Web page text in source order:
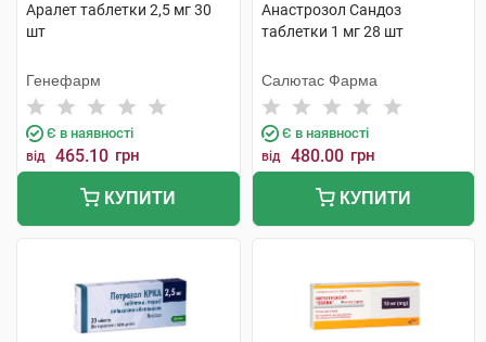
Аралет таблетки 2,5 мг 30
шт
Генефарм
Є в наявності
від 465.10 грн
КУПИТИ
Анастрозол Сандоз
таблетки 1 мг 28 шт
Салютас Фарма
Є в наявності
від 480.00 грн
КУПИТИ